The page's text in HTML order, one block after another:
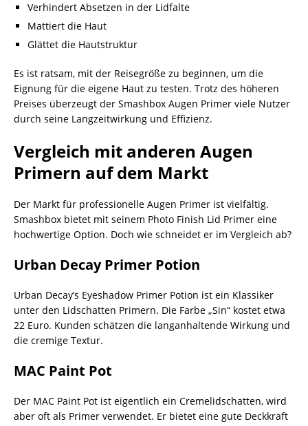
Verhindert Absetzen in der Lidfalte
Mattiert die Haut
Glättet die Hautstruktur
Es ist ratsam, mit der Reisegröße zu beginnen, um die
Eignung für die eigene Haut zu testen. Trotz des höheren
Preises überzeugt der Smashbox Augen Primer viele Nutzer
durch seine Langzeitwirkung und Effizienz.
Vergleich mit anderen Augen
Primern auf dem Markt
Der Markt für professionelle Augen Primer ist vielfältig.
Smashbox bietet mit seinem Photo Finish Lid Primer eine
hochwertige Option. Doch wie schneidet er im Vergleich ab?
Urban Decay Primer Potion
Urban Decay’s Eyeshadow Primer Potion ist ein Klassiker
unter den Lidschatten Primern. Die Farbe „Sin“ kostet etwa
22 Euro. Kunden schätzen die langanhaltende Wirkung und
die cremige Textur.
MAC Paint Pot
Der MAC Paint Pot ist eigentlich ein Cremelidschatten, wird
aber oft als Primer verwendet. Er bietet eine gute Deckkraft